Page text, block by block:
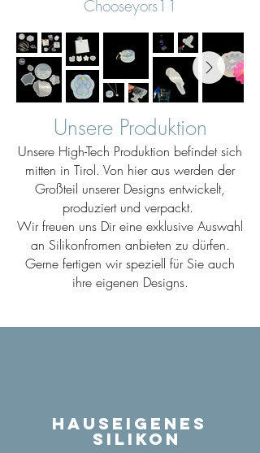
Chooseyors11
Unsere Produktion
Unsere High-Tech Produktion befindet sich
mitten in Tirol. Von hier aus werden der
Großteil unserer Designs entwickelt,
produziert und verpackt.
Wir freuen uns Dir eine exklusive Auswahl
an Silikonfromen anbieten zu dürfen.
Gerne fertigen wir speziell für Sie auch
ihre eigenen Designs.
Hauseigenes
Silikon